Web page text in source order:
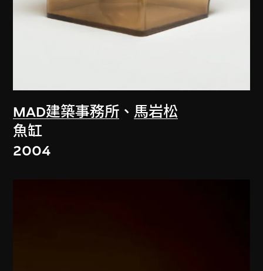
MAD建築事務所 、 馬岩松
魚缸
2004